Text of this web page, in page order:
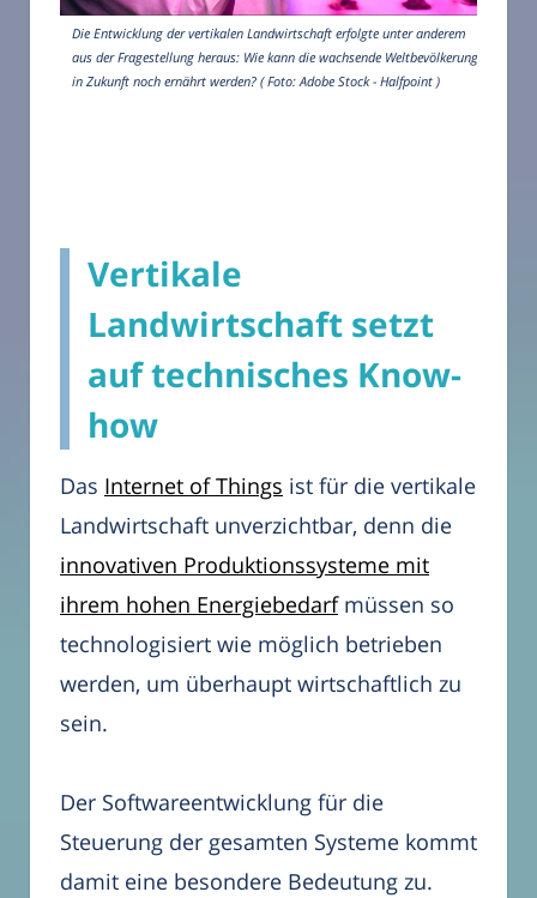
Die Entwicklung der vertikalen Landwirtschaft erfolgte unter anderem
aus der Fragestellung heraus: Wie kann die wachsende Weltbevölkerung
in Zukunft noch ernährt werden? ( Foto: Adobe Stock - Halfpoint )
Vertikale
Landwirtschaft setzt
auf technisches Know-
how
Das Internet of Things ist für die vertikale
Landwirtschaft unverzichtbar, denn die
innovativen Produktionssysteme mit
ihrem hohen Energiebedarfmüssen so
technologisiert wie möglich betrieben
werden, um überhaupt wirtschaftlich zu
sein.
Der Softwareentwicklung für die
Steuerung der gesamten Systeme kommt
damit eine besondere Bedeutung zu.